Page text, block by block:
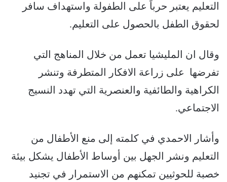
التعليم يعتبر حرباً على الطفولة واستهداف سافر
لحقوق الطفل بالحصول على التعليم.
وقال ان المليشيا تعمل من خلال المناهج التي
تفرضها على زراعة الافكار المتطرفة وتنشر
الكراهية والطائفية والعنصرية التي تهدد النسيج
الاجتماعي.
وأشار الاحمدي في كلمته إلى منع الأطفال من
التعليم ونشر الجهل بين أوساط الأطفال يشكل بيئة
خصبة للحوثيين تمكنهم من الاستمرار في تجنيد